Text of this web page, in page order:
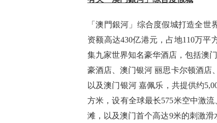
「澳門銀河」综合度假城打造全
资额高达430亿港元，占地110万
集九家世界知名豪华酒店，包括澳
豪酒店、澳门银河 丽思卡尔顿酒店
以及澳门银河 嘉佩乐，共提供约
方米，设有全球最长575米空中激
滩，以及澳门首个高达9米的刺激